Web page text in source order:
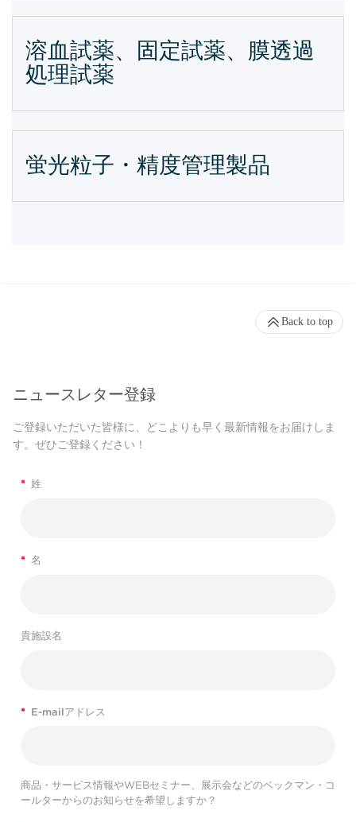
溶血試薬、固定試薬、膜透過
処理試薬
蛍光粒子・精度管理製品
ニュースレター登録
ご登録いただいた皆様に、どこよりも早く最新情報をお届けしま
す。ぜひご登録ください！
* 姓
* 名
貴施設名
* E-mailアドレス
商品・サービス情報やWEBセミナー、展示会などのベックマン・コ
ールターからのお知らせを希望しますか？
Back to top